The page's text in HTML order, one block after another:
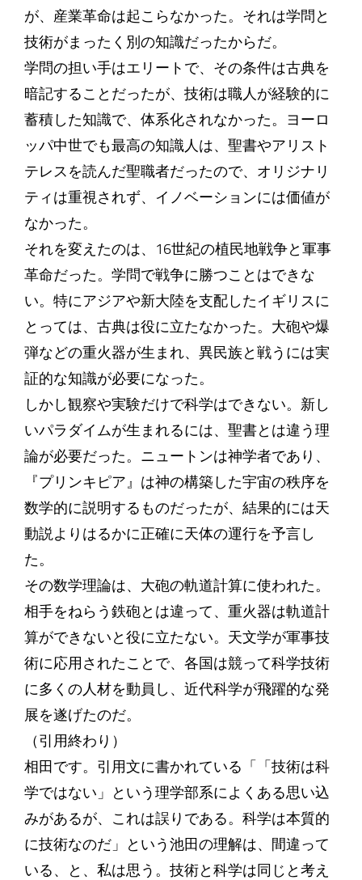
が、産業革命は起こらなかった。それは学問と
技術がまったく別の知識だったからだ。
学問の担い手はエリートで、その条件は古典を
暗記することだったが、技術は職人が経験的に
蓄積した知識で、体系化されなかった。ヨーロ
ッパ中世でも最高の知識人は、聖書やアリスト
テレスを読んだ聖職者だったので、オリジナリ
ティは重視されず、イノベーションには価値が
なかった。
それを変えたのは、16世紀の植民地戦争と軍事
革命だった。学問で戦争に勝つことはできな
い。特にアジアや新大陸を支配したイギリスに
とっては、古典は役に立たなかった。大砲や爆
弾などの重火器が生まれ、異民族と戦うには実
証的な知識が必要になった。
しかし観察や実験だけで科学はできない。新し
いパラダイムが生まれるには、聖書とは違う理
論が必要だった。ニュートンは神学者であり、
『プリンキピア』は神の構築した宇宙の秩序を
数学的に説明するものだったが、結果的には天
動説よりはるかに正確に天体の運行を予言し
た。
その数学理論は、大砲の軌道計算に使われた。
相手をねらう鉄砲とは違って、重火器は軌道計
算ができないと役に立たない。天文学が軍事技
術に応用されたことで、各国は競って科学技術
に多くの人材を動員し、近代科学が飛躍的な発
展を遂げたのだ。
（引用終わり）
相田です。引用文に書かれている「「技術は科
学ではない」という理学部系によくある思い込
みがあるが、これは誤りである。科学は本質的
に技術なのだ」という池田の理解は、間違って
いる、と、私は思う。技術と科学は同じと考え